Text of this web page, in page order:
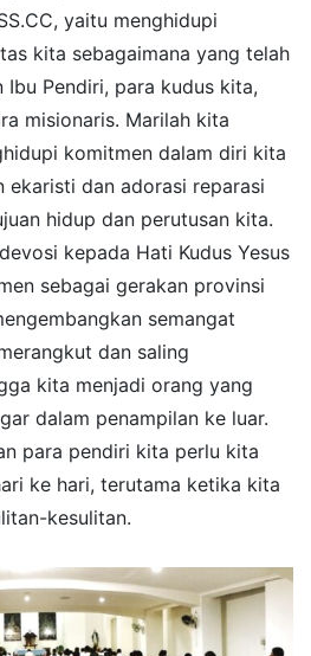
yaitu menghidupi
kita sebagaimana yang telah
Pendiri, para kudus kita,
misionaris. Marilah kita
komitmen dalam diri kita
ekaristi dan adorasi reparasi
hidup dan perutusan kita.
kepada Hati Kudus Yesus
sebagai gerakan provinsi
semangat
dan saling
kita menjadi orang yang
dalam penampilan ke luar.
para pendiri kita perlu kita
ke hari, terutama ketika kita
kesulitan.